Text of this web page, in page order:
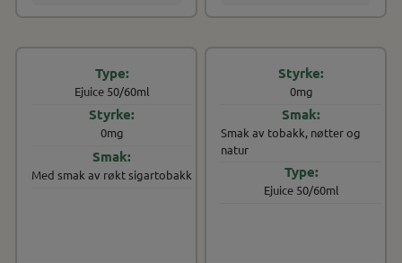
Ejuice 50/60ml
0mg
Med smak av røkt sigartobakk
0mg
Smak av tobakk, nøtter og
natur
Ejuice 50/60ml